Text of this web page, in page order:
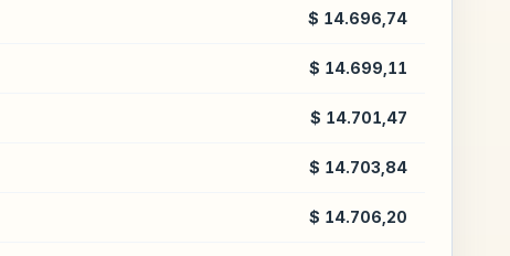
$ 14.696,74
$ 14.699,11
$ 14.701,47
$ 14.703,84
$ 14.706,20